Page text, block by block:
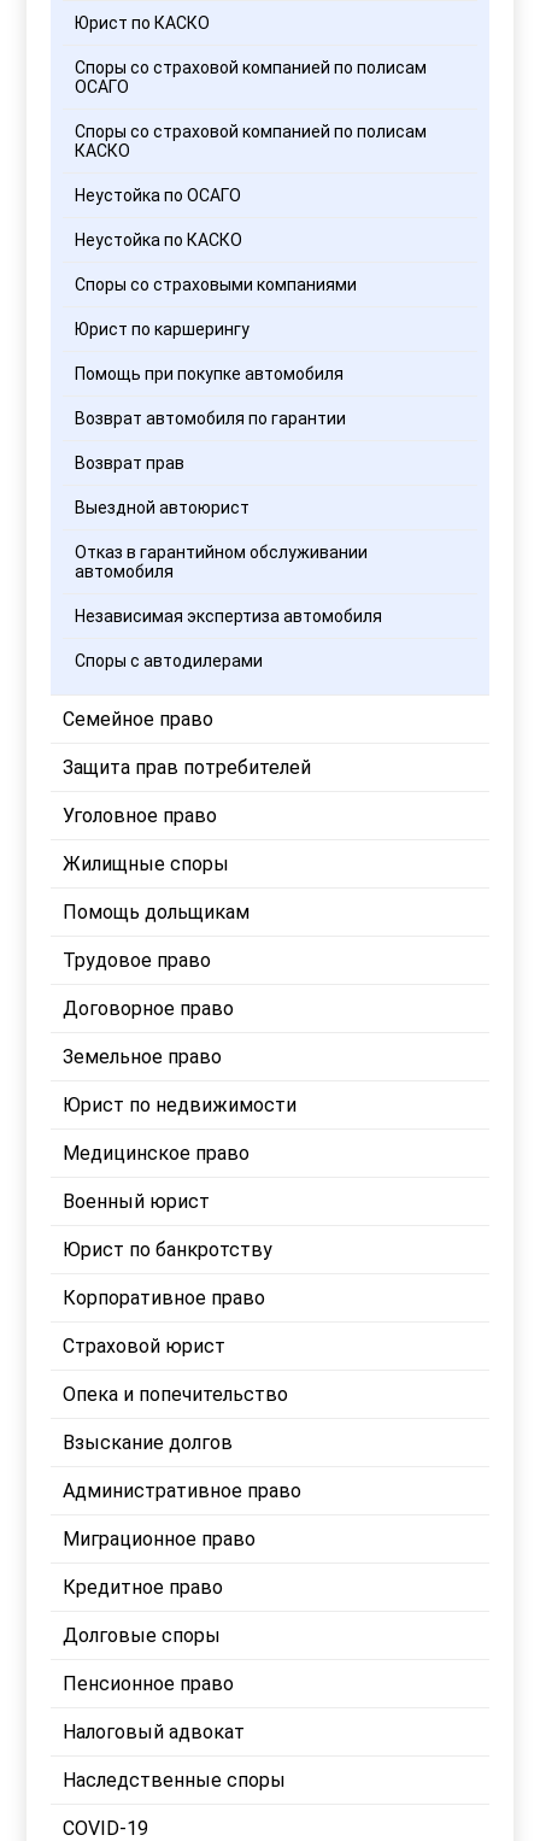
Юрист по КАСКО
Споры со страховой компанией по полисам
ОСАГО
Споры со страховой компанией по полисам
КАСКО
Неустойка по ОСАГО
Неустойка по КАСКО
Споры со страховыми компаниями
Юрист по каршерингу
Помощь при покупке автомобиля
Возврат автомобиля по гарантии
Возврат прав
Выездной автоюрист
Отказ в гарантийном обслуживании
автомобиля
Независимая экспертиза автомобиля
Споры с автодилерами
Семейное право
Защита прав потребителей
Уголовное право
Жилищные споры
Помощь дольщикам
Трудовое право
Договорное право
Земельное право
Юрист по недвижимости
Медицинское право
Военный юрист
Юрист по банкротству
Корпоративное право
Страховой юрист
Опека и попечительство
Взыскание долгов
Административное право
Миграционное право
Кредитное право
Долговые споры
Пенсионное право
Налоговый адвокат
Наследственные споры
COVID-19